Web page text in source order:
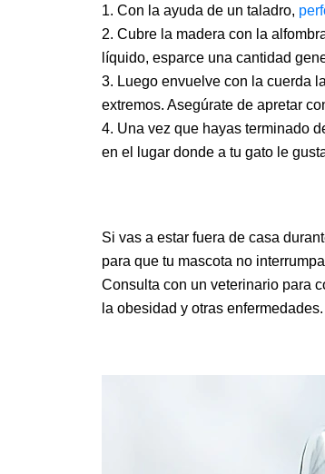
Con la ayuda de un taladro,
Cubre la madera con la
líquido, esparce una cantidad
Luego envuelve con la cuerda
extremos. Asegúrate de apretar
Una vez que hayas terminado
en el lugar donde a tu gato le
Si vas a estar fuera de casa
para que tu mascota no
Consulta con un veterinario para
la obesidad y otras enfermedades.